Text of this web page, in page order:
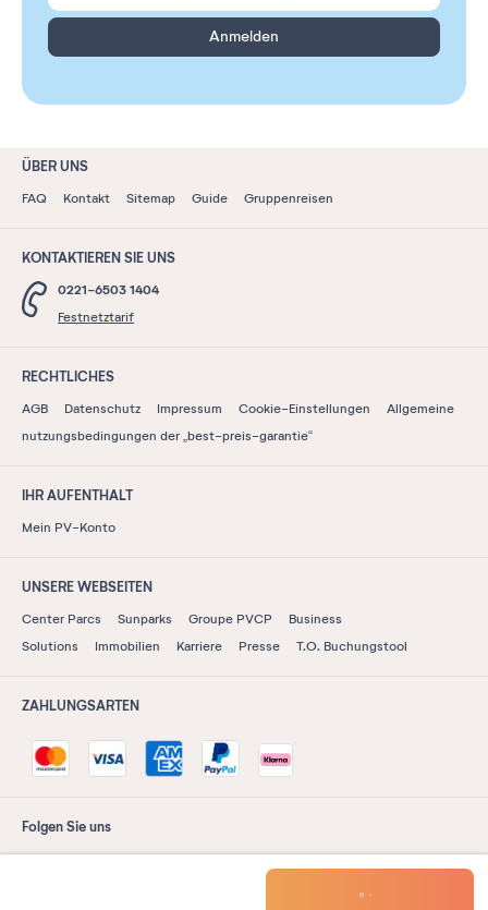
Anmelden
ÜBER UNS
FAQ Kontakt Sitemap Guide Gruppenreisen
KONTAKTIEREN SIE UNS
0221-6503 1404
Festnetztarif
RECHTLICHES
AGB Datenschutz Impressum Cookie-Einstellungen
Allgemeine
nutzungsbedingungen der „best-preis-garantie“
IHR AUFENTHALT
Mein PV-Konto
UNSERE WEBSEITEN
Center Parcs Sunparks Groupe PVCP
Business
Solutions
Immobilien Karriere Presse T.O. Buchungstool
ZAHLUNGSARTEN
Folgen Sie uns